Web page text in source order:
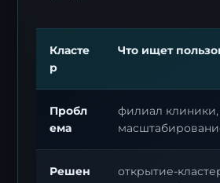
Класте
р
Что ищет
Пробл
ема
филиал клиники,
Решен
открытие-